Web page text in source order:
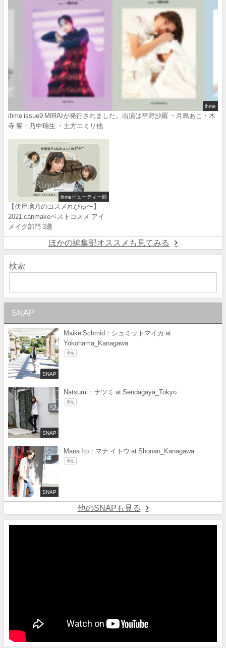
ihme
ihme issue9 MIRAIが発行されました。出演は平野沙羅 ・月島あこ・木
寺 響・乃中瑞生 ・土方エミリ他
ihmeビューティー部
【伏屋璃乃のコスメれびゅ〜】
2021 canmakeベストコスメ アイ
メイク部門 3選
ほかの編集部オススメも見てみる
検索
SNAP
SNAP
Maike Schmid：シュミットマイカ at
Yokohama_Kanagawa
学生
SNAP
Natsumi：ナツミ at Sendagaya_Tokyo
学生
SNAP
Mana Ito：マナ イトウ at Shonan_Kanagawa
学生
他のSNAPも見る